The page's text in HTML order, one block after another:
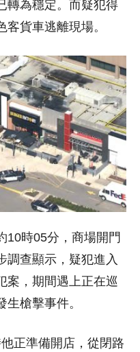
轉為穩定。而疑犯得
貨車逃離現場。
10時05分，商場開門
調查顯示，疑犯進入
案，期間遇上正在巡
槍擊事件。
正準備開店，從閉路